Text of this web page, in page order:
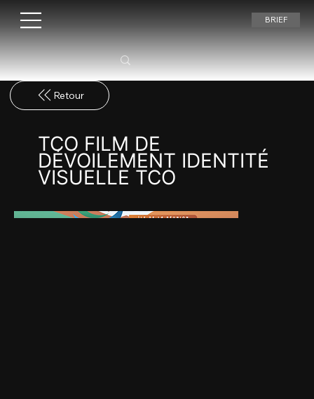
BRIEF
Retour
TCO FILM DE
DÉVOILEMENT IDENTITÉ
VISUELLE TCO